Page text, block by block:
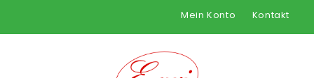
Mein Konto Kontakt